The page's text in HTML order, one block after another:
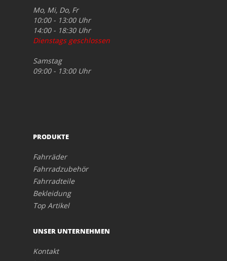
Mo, Mi, Do, Fr
10:00 - 13:00 Uhr
14:00 - 18:30 Uhr
Dienstags geschlossen
Samstag
09:00 - 13:00 Uhr
PRODUKTE
Fahrräder
Fahrradzubehör
Fahrradteile
Bekleidung
Top Artikel
UNSER UNTERNEHMEN
Kontakt